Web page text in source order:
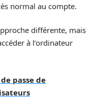
normal au compte.
différente, mais
à l’ordinateur
passe de